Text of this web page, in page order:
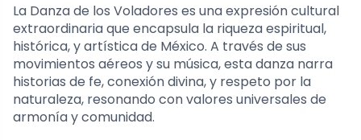
La Danza de los Voladores es una expresión cultural
extraordinaria que encapsula la riqueza espiritual,
histórica, y artística de México. A través de sus
movimientos aéreos y su música, esta danza narra
historias de fe, conexión divina, y respeto por la
naturaleza, resonando con valores universales de
armonía y comunidad.